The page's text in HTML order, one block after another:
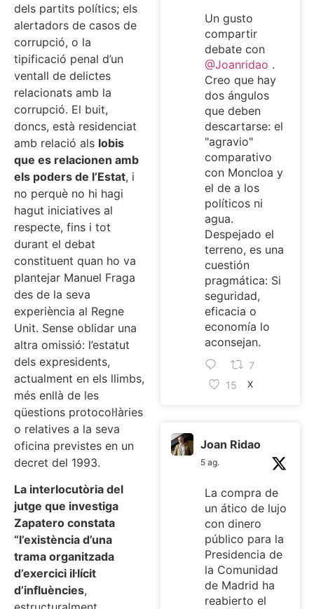
dels partits polítics; els
alertadors de casos de
corrupció, o la
tipificació penal d’un
ventall de delictes
relacionats amb la
corrupció. El buit,
doncs, està residenciat
amb relació als lobis
que es relacionen amb
els poders de l’Estat, i
no perquè no hi hagi
hagut iniciatives al
respecte, fins i tot
durant el debat
constituent quan ho va
plantejar Manuel Fraga
des de la seva
experiència al Regne
Unit. Sense oblidar una
altra omissió: l’estatut
dels expresidents,
actualment en els llimbs,
més enllà de les
qüestions protocol·làries
o relatives a la seva
oficina previstes en un
decret del 1993.
La interlocutòria del
jutge que investiga
Zapatero constata
“l’existència d’una
trama organitzada
d’exercici il·lícit
d’influències,
Un gusto
compartir
debate con
@Joanridao .
Creo que hay
dos ángulos
que deben
descartarse: el
"agravio"
comparativo
con Moncloa y
el de a los
políticos ni
agua.
Despejado el
terreno, es una
cuestión
pragmática: Si
seguridad,
eficacia o
economía lo
aconsejan.
7
15
X
Joan Ridao
5 ag.
La compra de
un ático de lujo
con dinero
público para la
Presidencia de
la Comunidad
de Madrid ha
reabierto el